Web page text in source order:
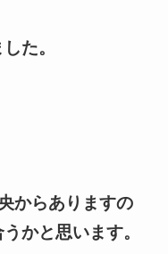
た。
からありますの
かと思います。